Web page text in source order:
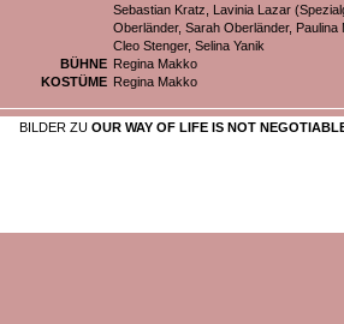
Sebastian Kratz, Lavinia Lazar
Oberländer, Sarah Oberländer, Paulina
Cleo Stenger, Selina Yanik
BÜHNE Regina Makko
KOSTÜME Regina Makko
BILDER ZU OUR WAY OF LIFE IS NOT